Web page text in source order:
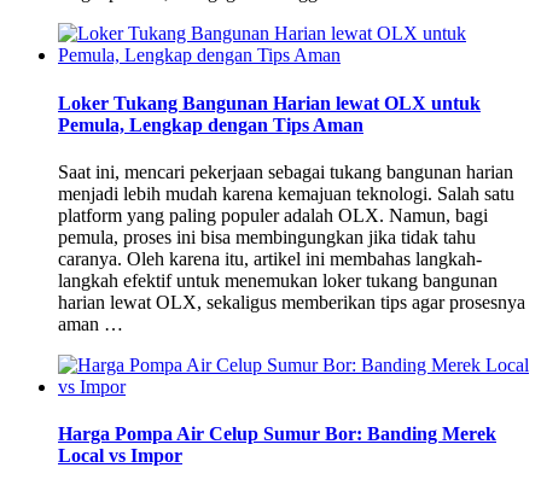
Loker Tukang Bangunan Harian lewat OLX untuk
Pemula, Lengkap dengan Tips Aman
Saat ini, mencari pekerjaan sebagai tukang bangunan harian
menjadi lebih mudah karena kemajuan teknologi. Salah satu
platform yang paling populer adalah OLX. Namun, bagi
pemula, proses ini bisa membingungkan jika tidak tahu
caranya. Oleh karena itu, artikel ini membahas langkah-
langkah efektif untuk menemukan loker tukang bangunan
harian lewat OLX, sekaligus memberikan tips agar prosesnya
aman …
Harga Pompa Air Celup Sumur Bor: Banding Merek
Local vs Impor